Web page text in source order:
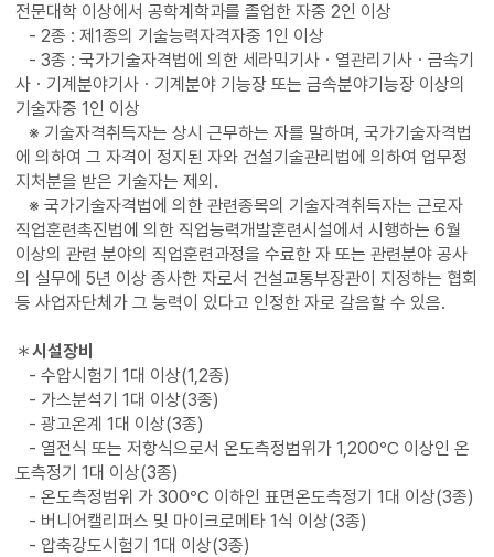
전문대학 이상에서 공학계학과를 졸업한 자중 2인 이상
- 2종 : 제1종의 기술능력자격자중 1인 이상
- 3종 : 국가기술자격법에 의한 세라믹기사ㆍ열관리기사ㆍ금속기
사ㆍ기계분야기사ㆍ기계분야 기능장 또는 금속분야기능장 이상의
기술자중 1인 이상
※ 기술자격취득자는 상시 근무하는 자를 말하며, 국가기술자격법
에 의하여 그 자격이 정지된 자와 건설기술관리법에 의하여 업무정
지처분을 받은 기술자는 제외.
※ 국가기술자격법에 의한 관련종목의 기술자격취득자는 근로자
직업훈련촉진법에 의한 직업능력개발훈련시설에서 시행하는 6월
이상의 관련 분야의 직업훈련과정을 수료한 자 또는 관련분야 공사
의 실무에 5년 이상 종사한 자로서 건설교통부장관이 지정하는 협회
등 사업자단체가 그 능력이 있다고 인정한 자로 갈음할 수 있음.
＊시설장비
- 수압시험기 1대 이상(1,2종)
- 가스분석기 1대 이상(3종)
- 광고온계 1대 이상(3종)
- 열전식 또는 저항식으로서 온도측정범위가 1,200℃ 이상인 온
도측정기 1대 이상(3종)
- 온도측정범위 가 300℃ 이하인 표면온도측정기 1대 이상(3종)
- 버니어캘리퍼스 및 마이크로메타 1식 이상(3종)
- 압축강도시험기 1대 이상(3종)